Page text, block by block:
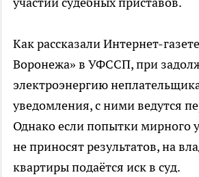
Как рассказали Интернет-
Воронежа» в УФССП, при
электроэнергию
уведомления, с ними ведутся
Однако если попытки мирного
не приносят результатов, на
квартиры подаётся иск в суд.